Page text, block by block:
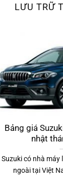
LƯU TRỮ
Bảng giá
nhật
Suzuki có nhà máy
ngoài tại Việt